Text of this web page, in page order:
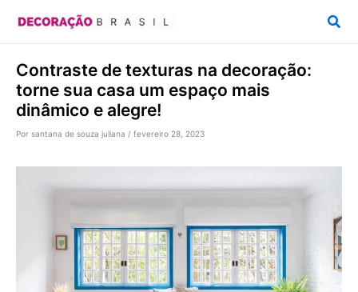
conteúdo
Contraste de texturas na decoração:
torne sua casa um espaço mais
dinâmico e alegre!
Por santana de souza juliana / fevereiro 28, 2023